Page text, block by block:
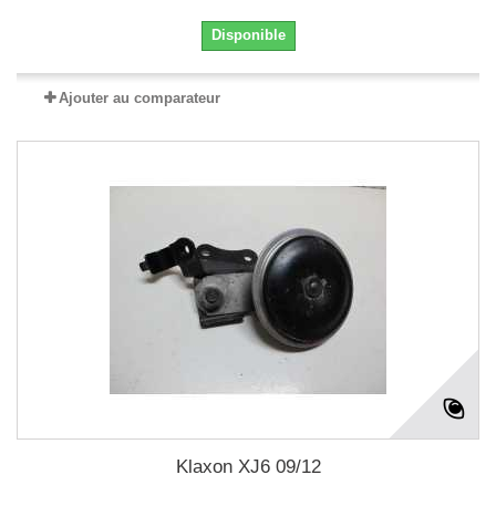
Disponible
Ajouter au comparateur
Klaxon XJ6 09/12